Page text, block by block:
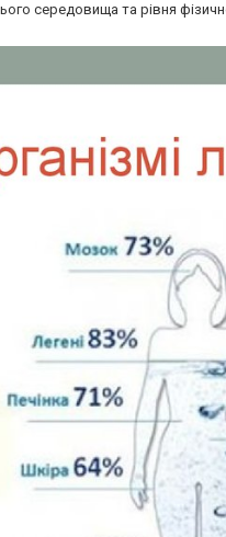
середовища та рівня